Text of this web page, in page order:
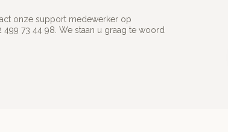
onze support medewerker op
499 73 44 98. We staan u graag te woord